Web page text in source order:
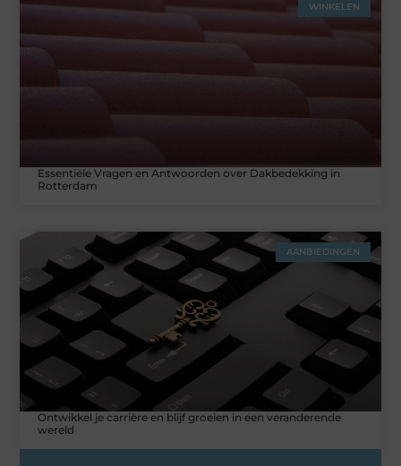
WINKELEN
Essentiële Vragen en Antwoorden over Dakbedekking in
Rotterdam
AANBIEDINGEN
Ontwikkel je carrière en blijf groeien in een veranderende
wereld